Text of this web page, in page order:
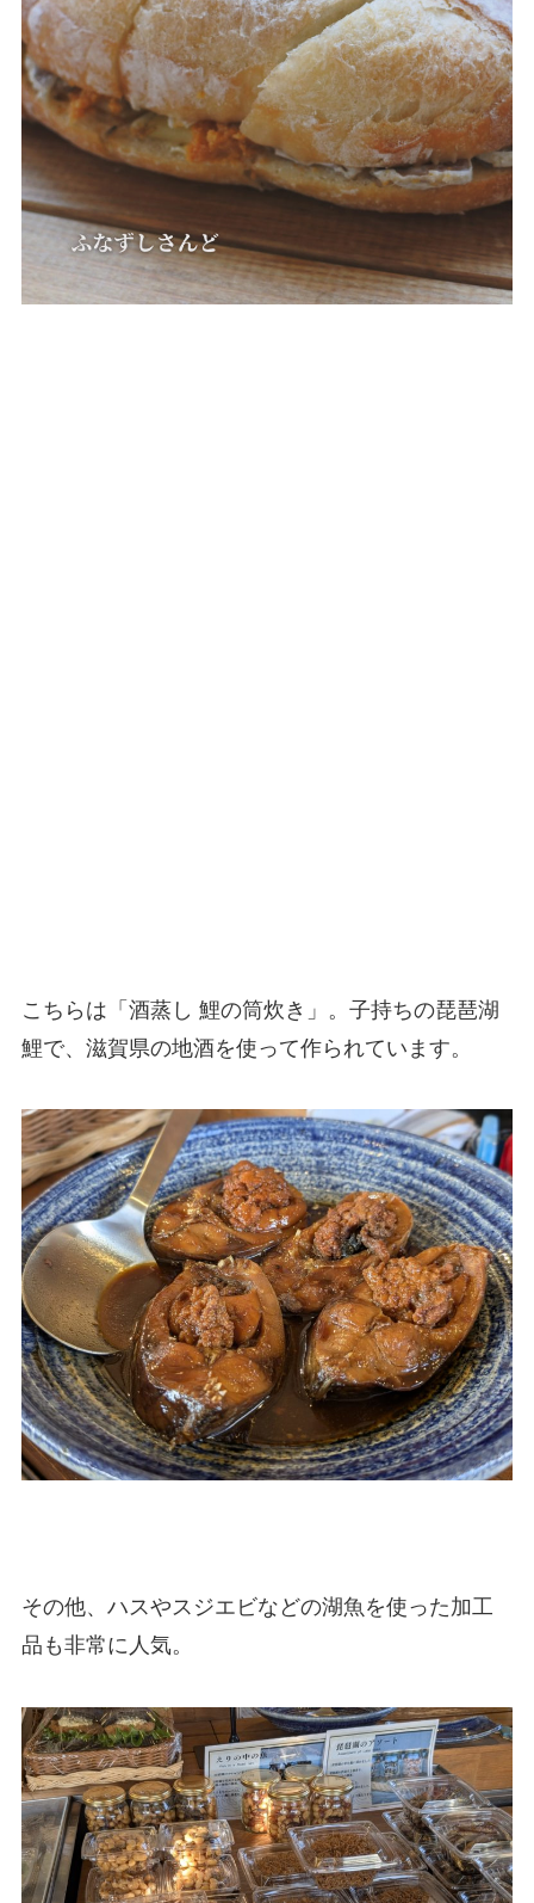
こちらは「酒蒸し 鯉の筒炊き」。子持ちの琵琶湖
鯉で、滋賀県の地酒を使って作られています。
その他、ハスやスジエビなどの湖魚を使った加工
品も非常に人気。